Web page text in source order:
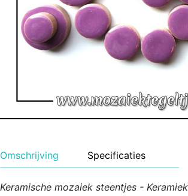
Omschrijving Specificaties
Keramische mozaiek steentjes -